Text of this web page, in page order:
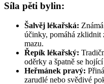
Síla pěti bylin:
Šalvěj lékařská:
účinky, pomáhá zklidnit
mazu.
Řepík lékařský:
oděrky a špatně se
Heřmánek pravý:
zarudlé nebo svědivé